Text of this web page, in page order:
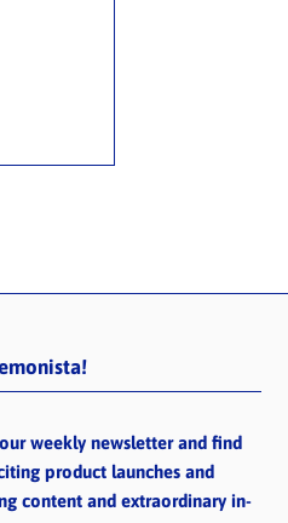
weekly newsletter and find
product launches and
content and extraordinary in-